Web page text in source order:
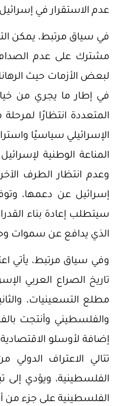
عدم الاستقرار في
في سياق مرتبط، يمكن
مشترك على عدم
لبعض الأزمات حيث
في إطار ما يجري من
المتعددة انتظارًا
الإسرائيلي سياسيًا
المناعة الوطنية
وعدم انتظار الطرف
إسرائيل عن دعمها،
سيتطلب إعادة بناء
الذي يدافع عن سموات
وفي سياق مرتبط، يأتي
تاريخ الصراع العربي
مطلع التسعينيات،
والفلسطيني وأنتجت
إضافة لأوسلو
تتالي الاعتراف
الفلسطينية، ويؤدي
الفلسطينية على جزء من